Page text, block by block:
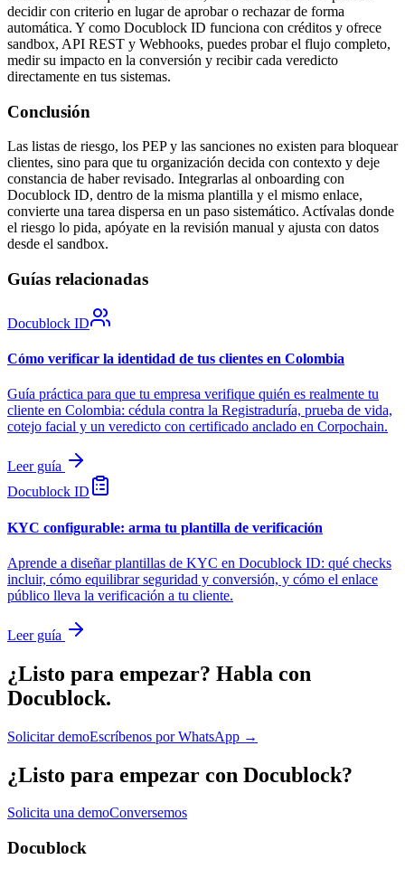
decidir con criterio en lugar de aprobar o rechazar de forma
automática. Y como Docublock ID funciona con créditos y ofrece
sandbox, API REST y Webhooks, puedes probar el flujo completo,
medir su impacto en la conversión y recibir cada veredicto
directamente en tus sistemas.
Conclusión
Las listas de riesgo, los PEP y las sanciones no existen para bloquear
clientes, sino para que tu organización decida con contexto y deje
constancia de haber revisado. Integrarlas al onboarding con
Docublock ID, dentro de la misma plantilla y el mismo enlace,
convierte una tarea dispersa en un paso sistemático. Actívalas donde
el riesgo lo pida, apóyate en la revisión manual y ajusta con datos
desde el sandbox.
Guías relacionadas
Docublock ID
Cómo verificar la identidad de tus clientes en Colombia
Guía práctica para que tu empresa verifique quién es realmente tu
cliente en Colombia: cédula contra la Registraduría, prueba de vida,
cotejo facial y un veredicto con certificado anclado en Corpochain.
Leer guía
Docublock ID
KYC configurable: arma tu plantilla de verificación
Aprende a diseñar plantillas de KYC en Docublock ID: qué checks
incluir, cómo equilibrar seguridad y conversión, y cómo el enlace
público lleva la verificación a tu cliente.
Leer guía
¿Listo para empezar? Habla con
Docublock.
Solicitar demoEscríbenos por WhatsApp →
¿Listo para empezar con Docublock?
Solicita una demoConversemos
Docublock